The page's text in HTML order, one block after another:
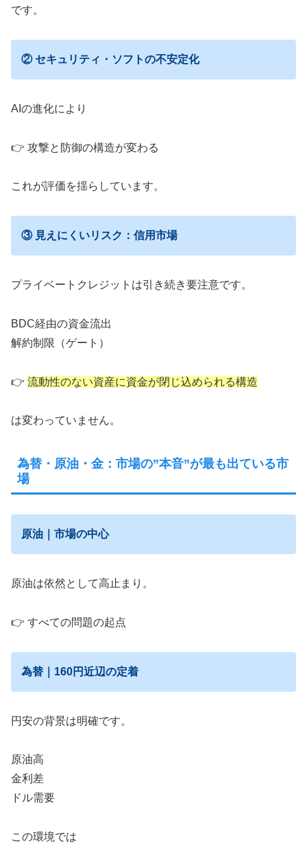
です。
② セキュリティ・ソフトの不安定化
AIの進化により
👉 攻撃と防御の構造が変わる
これが評価を揺らしています。
③ 見えにくいリスク：信用市場
プライベートクレジットは引き続き要注意です。
BDC経由の資金流出
解約制限（ゲート）
👉 流動性のない資産に資金が閉じ込められる構造
は変わっていません。
為替・原油・金：市場の”本音”が最も出ている市
場
原油｜市場の中心
原油は依然として高止まり。
👉 すべての問題の起点
為替｜160円近辺の定着
円安の背景は明確です。
原油高
金利差
ドル需要
この環境では